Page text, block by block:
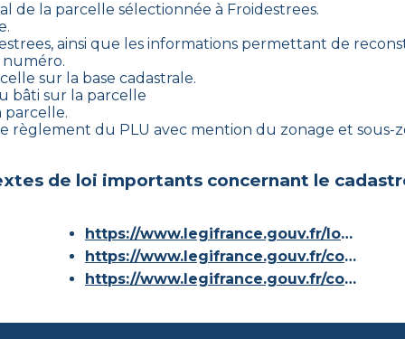
de la parcelle sélectionnée à Froidestrees.
, ainsi que les informations permettant de
numéro.
sur la base cadastrale.
bâti sur la parcelle
parcelle.
règlement du PLU avec mention du zonage et sous-
de loi importants concernant le
https://www.legifrance.gouv.fr/loda/id/JORFTEXT000000686267/
https://www.legifrance.gouv.fr/codes/article_lc/LEGIARTI000036588629/
https://www.legifrance.gouv.fr/codes/id/LEGISCTA000006180153/